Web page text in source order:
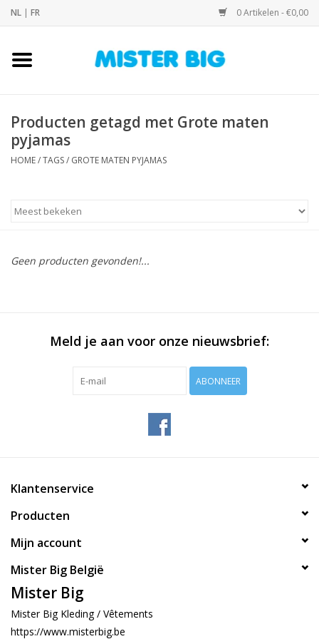
NL | FR 0 Artikelen - €0,00
Home
Onze Winkel
Merken
Producten getagd met Grote maten
pyjamas
HOME/TAGS/ GROTE MATEN PYJAMAS
Geen producten gevonden!...
Meld je aan voor onze nieuwsbrief:
ABONNEER
Klantenservice
Producten
Mijn account
Mister Big België
Mister Big
Mister Big Kleding / Vêtements
https://www.misterbig.be